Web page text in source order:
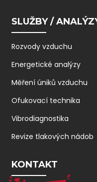
SLUŽBY /
Rozvody vzduchu
Energetické analýzy
Měření úniků vzduchu
Ofukovací technika
Vibrodiagnostika
Revize tlakových nádob
KONTAKT